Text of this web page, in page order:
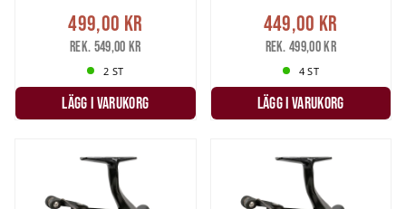
499,00 kr
Rek. 549,00 kr
2 ST
LÄGG I VARUKORG
449,00 kr
Rek. 499,00 kr
4 ST
LÄGG I VARUKORG